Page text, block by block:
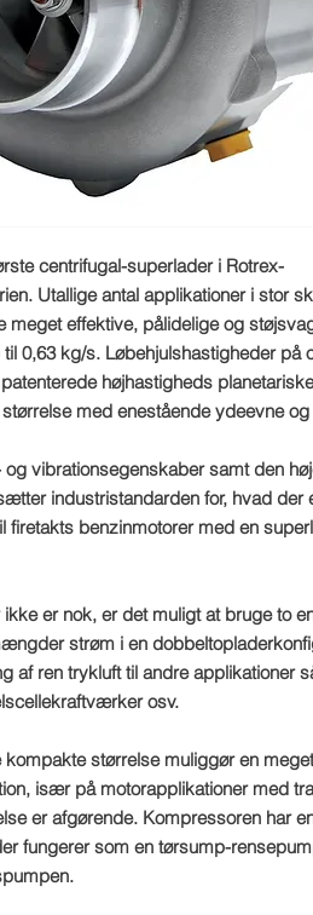
centrifugal-superlader i Rotrex-
Utallige antal applikationer i stor
meget effektive, pålidelige og
0,63 kg/s. Løbehjulshastigheder på
højhastigheds
med enestående ydeevne
vibrationsegenskaber samt den
industristandarden for, hvad der
firetakts benzinmotorer med en
er nok, er det muligt at bruge to
strøm i en
af ren trykluft til andre applikationer
osv.
størrelse muliggør en
især på motorapplikationer med
er afgørende. Kompressoren har
fungerer som en tørsump-